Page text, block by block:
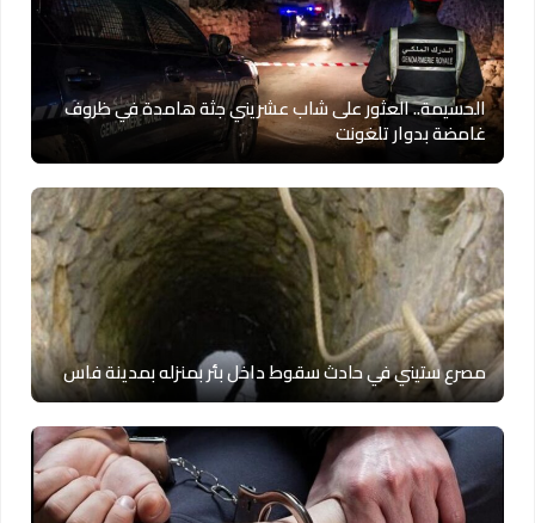
الحسيمة.. العثور على شاب عشريني جثة هامدة في ظروف
غامضة بدوار تلغونت
مصرع ستيني في حادث سقوط داخل بئر بمنزله بمدينة فاس